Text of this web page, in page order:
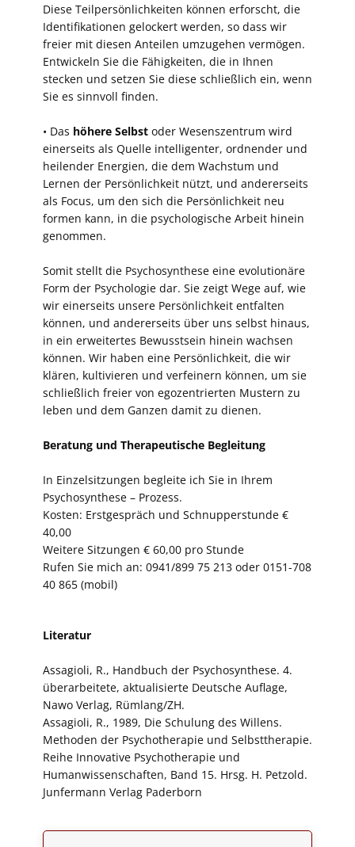
Diese Teilpersönlichkeiten können erforscht, die
Identifikationen gelockert werden, so dass wir
freier mit diesen Anteilen umzugehen vermögen.
Entwickeln Sie die Fähigkeiten, die in Ihnen
stecken und setzen Sie diese schließlich ein, wenn
Sie es sinnvoll finden.
• Das höhere Selbst oder Wesenszentrum wird
einerseits als Quelle intelligenter, ordnender und
heilender Energien, die dem Wachstum und
Lernen der Persönlichkeit nützt, und andererseits
als Focus, um den sich die Persönlichkeit neu
formen kann, in die psychologische Arbeit hinein
genommen.
Somit stellt die Psychosynthese eine evolutionäre
Form der Psychologie dar. Sie zeigt Wege auf, wie
wir einerseits unsere Persönlichkeit entfalten
können, und andererseits über uns selbst hinaus,
in ein erweitertes Bewusstsein hinein wachsen
können. Wir haben eine Persönlichkeit, die wir
klären, kultivieren und verfeinern können, um sie
schließlich freier von egozentrierten Mustern zu
leben und dem Ganzen damit zu dienen.
Beratung und Therapeutische Begleitung
In Einzelsitzungen begleite ich Sie in Ihrem
Psychosynthese – Prozess.
Kosten: Erstgespräch und Schnupperstunde €
40,00
Weitere Sitzungen € 60,00 pro Stunde
Rufen Sie mich an: 0941/899 75 213 oder 0151-708
40 865 (mobil)
Literatur
Assagioli, R., Handbuch der Psychosynthese. 4.
überarbeitete, aktualisierte Deutsche Auflage,
Nawo Verlag, Rümlang/ZH.
Assagioli, R., 1989, Die Schulung des Willens.
Methoden der Psychotherapie und Selbsttherapie.
Reihe Innovative Psychotherapie und
Humanwissenschaften, Band 15. Hrsg. H. Petzold.
Junfermann Verlag Paderborn